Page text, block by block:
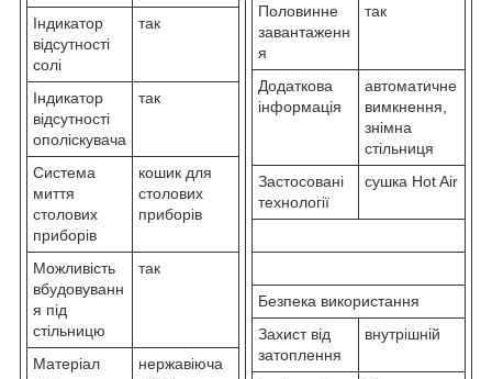
Індикатор
відсутності
солі
так
Індикатор
відсутності
ополіскувача
так
Система
миття
столових
приборів
кошик для
столових
приборів
Можливість
вбудовуванн
я під
стільницю
так
Матеріал
нержавіюча
Половинне
завантаженн
я
так
Додаткова
інформація
автоматичне
вимкнення,
знімна
стільниця
Застосовані
технології
сушка Hot Air
Безпека використання
Захист від
затоплення
внутрішній